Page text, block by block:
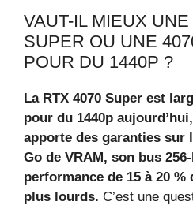
VAUT-IL MIEUX
SUPER OU UNE
POUR DU 1440P ?
La RTX 4070 Super est
pour du 1440p
apporte des garanties sur
Go de VRAM, son bus
performance de 15 à 20
plus lourds. C’est une